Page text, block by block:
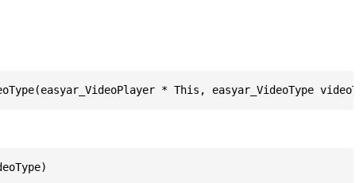
* This, easyar_VideoType